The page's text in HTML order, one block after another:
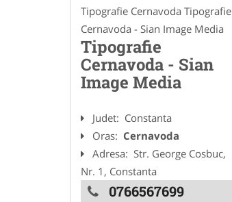
Tipografie Cernavoda Tipografie
Cernavoda - Sian Image Media
Tipografie
Cernavoda - Sian
Image Media
Judet: Constanta
Oras: Cernavoda
Adresa: Str. George Cosbuc,
Nr. 1, Constanta
0766567699